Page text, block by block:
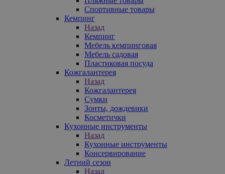
Спортивные товары
Кемпинг
Назад
Кемпинг
Мебель кемпинговая
Мебель садовая
Пластиковая посуда
Кожгалантерея
Назад
Кожгалантерея
Сумки
Зонты, дождевики
Косметички
Кухонные инструменты
Назад
Кухонные инструменты
Консервирование
Летний сезон
Назад